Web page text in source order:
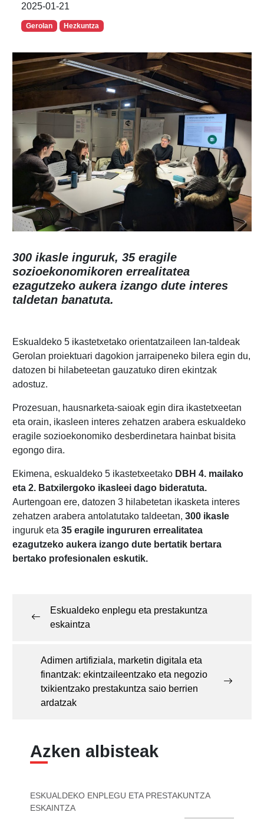
2025-01-21
Gerolan Hezkuntza
300 ikasleinguruk, 35 eragile
sozioekonomikoren errealitatea
ezagutzeko aukera izango dute interes
taldetan banatuta.
Eskualdeko 5 ikastetxetako orientatzaileen lan-taldeak
Gerolan proiektuari dagokion jarraipeneko bilera egin du,
datozen bi hilabeteetan gauzatuko diren ekintzak
adostuz.
Prozesuan, hausnarketa-saioak egin dira ikastetxeetan
eta orain, ikasleen interes zehatzen arabera eskualdeko
eragile sozioekonomiko desberdinetara hainbat bisita
egongo dira.
Ekimena, eskualdeko 5 ikastetxeetako DBH 4. mailako
eta 2. Batxilergoko ikasleei dago bideratuta.
Aurtengoan ere, datozen 3 hilabetetan ikasketa interes
zehatzen arabera antolatutako taldeetan, 300 ikasle
inguruk eta35 eragile ingururen errealitatea
ezagutzeko aukera izango dute bertatik bertara
bertako profesionalen eskutik.
Eskualdeko enplegu eta prestakuntza
eskaintza
Adimen artifiziala, marketin digitala eta
finantzak: ekintzaileentzako eta negozio
txikientzako prestakuntza saio berrien
ardatzak
Azken albisteak
ESKUALDEKO ENPLEGU ETA PRESTAKUNTZA
ESKAINTZA